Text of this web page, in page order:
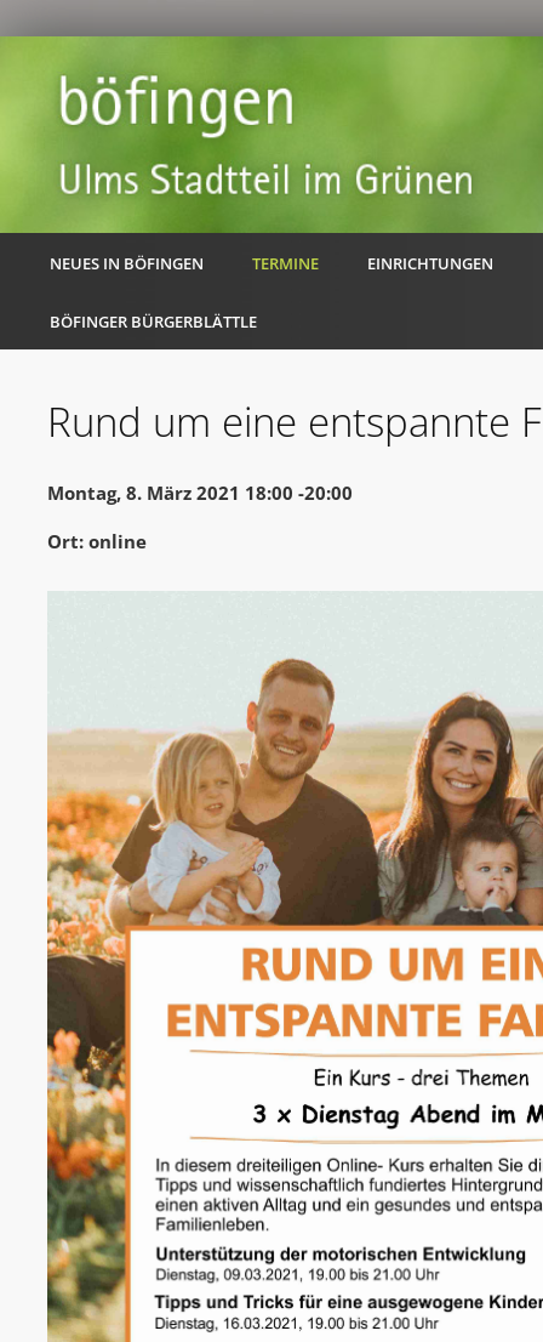
NEUES IN BÖFINGEN TERMINE EINRICHTUNGEN
BÖFINGER BÜRGERBLÄTTLE
Rund um eine entspannte
Montag, 8. März 2021 18:00 -20:00
Ort: online